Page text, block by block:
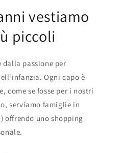
vestiamo
piccoli
dalla passione per
Ogni capo è
come se fosse per i nostri
serviamo famiglie in
offrendo uno shopping